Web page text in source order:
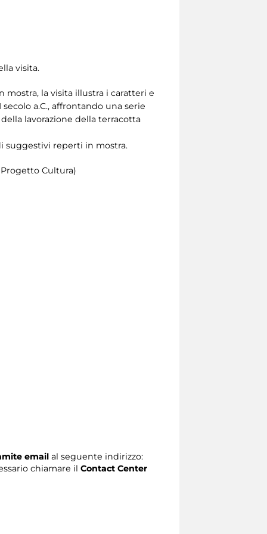
visita.
la visita illustra i caratteri e
a.C., affrontando una serie
lavorazione della terracotta
suggestivi reperti in mostra.
Cultura)
email al seguente indirizzo:
chiamare il Contact Center